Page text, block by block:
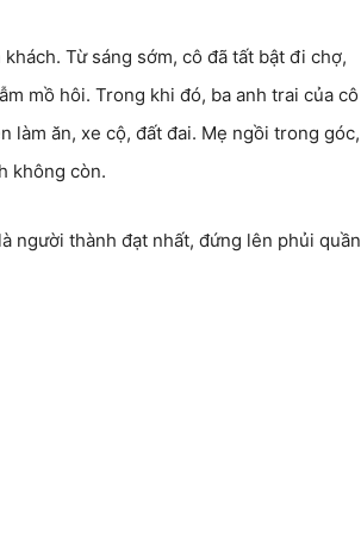
Từ sáng sớm, cô đã tất bật đi chợ,
mồ hôi. Trong khi đó, ba anh trai của cô
làm ăn, xe cộ, đất đai. Mẹ ngồi trong góc,
không còn.
người thành đạt nhất, đứng lên phủi quần